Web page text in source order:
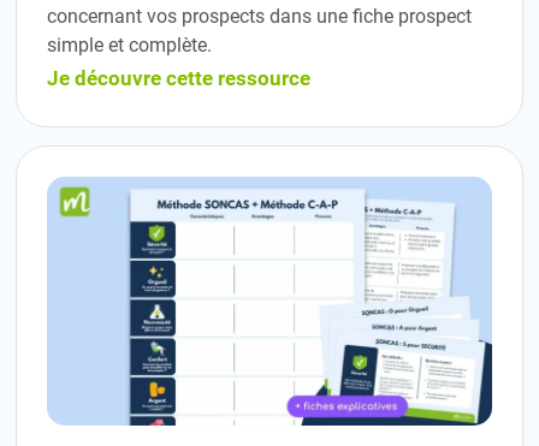
concernant vos prospects dans une fiche prospect
simple et complète.
Je découvre cette ressource